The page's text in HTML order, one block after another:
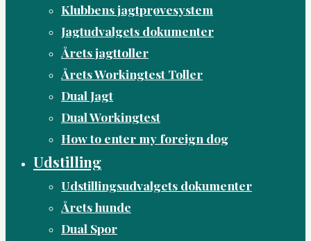
Klubbens jagtprøvesystem
Jagtudvalgets dokumenter
Årets jagttoller
Årets Workingtest Toller
Dual Jagt
Dual Workingtest
How to enter my foreign dog
Udstilling
Udstillingsudvalgets dokumenter
Årets hunde
Dual Spor